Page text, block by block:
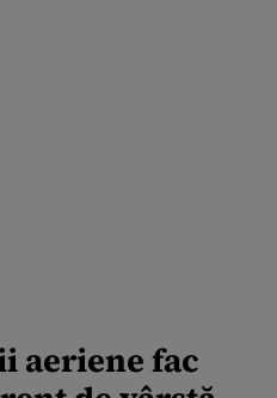
aeriene fac